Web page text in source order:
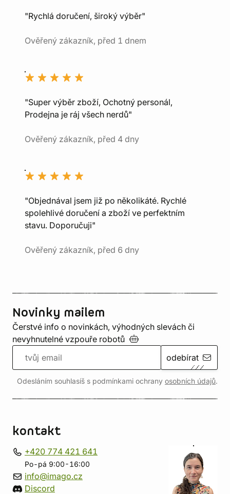
"Rychlá doručení, široký výběr"
Ověřený zákazník, před 1 dnem
"Super výběr zboží, Ochotný personál,
Prodejna je ráj všech nerdů"
Ověřený zákazník, před 4 dny
"Objednával jsem již po několikáté. Rychlé
spolehlivé doručení a zboží ve perfektním
stavu. Doporučuji"
Ověřený zákazník, před 6 dny
Novinky mailem
Čerstvé info o novinkách, výhodných slevách či
nevyhnutelné vzpouře robotů
odebírat
Odesláním souhlasíš s podmínkami ochrany osobních údajů.
kontakt
+420 774 421 641
Po-pá 9:00-16:00
info@imago.cz
Discord